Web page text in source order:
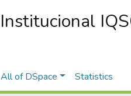
All of DSpace Statistics